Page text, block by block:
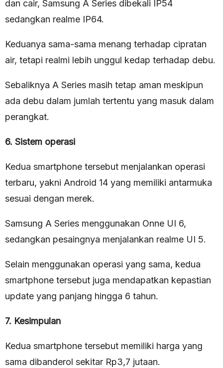
dan cair, Samsung A Series dibekali IP54
sedangkan realme IP64.
Keduanya sama-sama menang terhadap cipratan
air, tetapi realmi lebih unggul kedap terhadap debu.
Sebaliknya A Series masih tetap aman meskipun
ada debu dalam jumlah tertentu yang masuk dalam
perangkat.
6. Sistem operasi
Kedua smartphone tersebut menjalankan operasi
terbaru, yakni Android 14 yang memiliki antarmuka
sesuai dengan merek.
Samsung A Series menggunakan Onne UI 6,
sedangkan pesaingnya menjalankan realme UI 5.
Selain menggunakan operasi yang sama, kedua
smartphone tersebut juga mendapatkan kepastian
update yang panjang hingga 6 tahun.
7. Kesimpulan
Kedua smartphone tersebut memiliki harga yang
sama dibanderol sekitar Rp3,7 jutaan.